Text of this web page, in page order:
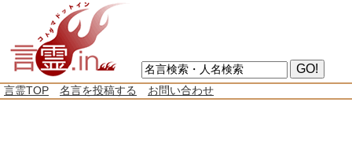
言霊TOP 名言を投稿する お問い合わせ